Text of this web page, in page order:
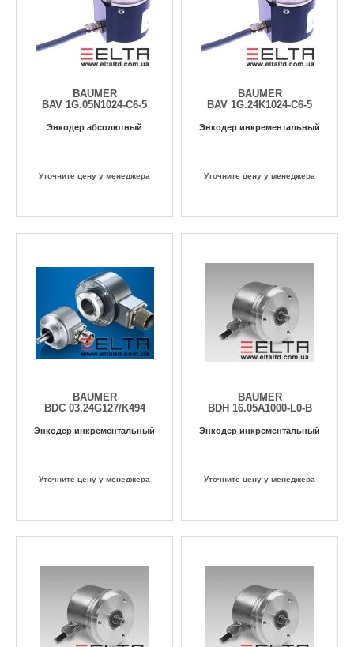
BAUMER
BAV 1G.05N1024-C6-5
Энкодер абсолютный
Уточните цену у менеджера
BAUMER
BAV 1G.24K1024-C6-5
Энкодер инкрементальный
Уточните цену у менеджера
BAUMER
BDC 03.24G127/K494
Энкодер инкрементальный
Уточните цену у менеджера
BAUMER
BDH 16.05A1000-L0-B
Энкодер инкрементальный
Уточните цену у менеджера